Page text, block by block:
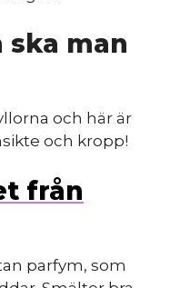
ska man
och här är
och kropp!
från
parfym, som